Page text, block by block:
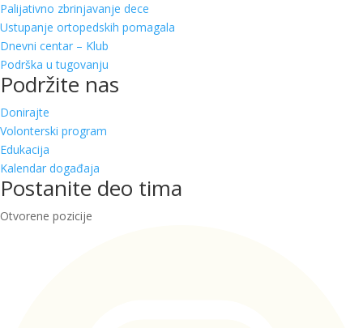
Palijativno zbrinjavanje dece
Ustupanje ortopedskih pomagala
Dnevni centar – Klub
Podrška u tugovanju
Podržite nas
Donirajte
Volonterski program
Edukacija
Kalendar događaja
Postanite deo tima
Otvorene pozicije